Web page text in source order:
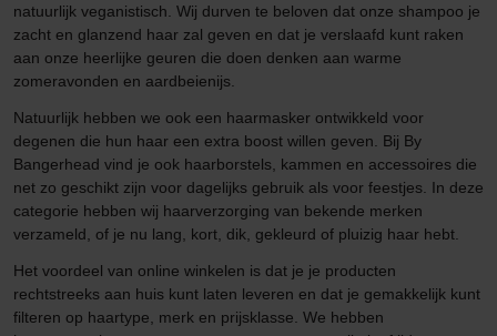
natuurlijk veganistisch. Wij durven te beloven dat onze shampoo je
zacht en glanzend haar zal geven en dat je verslaafd kunt raken
aan onze heerlijke geuren die doen denken aan warme
zomeravonden en aardbeienijs.
Natuurlijk hebben we ook een haarmasker ontwikkeld voor
degenen die hun haar een extra boost willen geven. Bij By
Bangerhead vind je ook haarborstels, kammen en accessoires die
net zo geschikt zijn voor dagelijks gebruik als voor feestjes. In deze
categorie hebben wij haarverzorging van bekende merken
verzameld, of je nu lang, kort, dik, gekleurd of pluizig haar hebt.
Het voordeel van online winkelen is dat je je producten
rechtstreeks aan huis kunt laten leveren en dat je gemakkelijk kunt
filteren op haartype, merk en prijsklasse. We hebben